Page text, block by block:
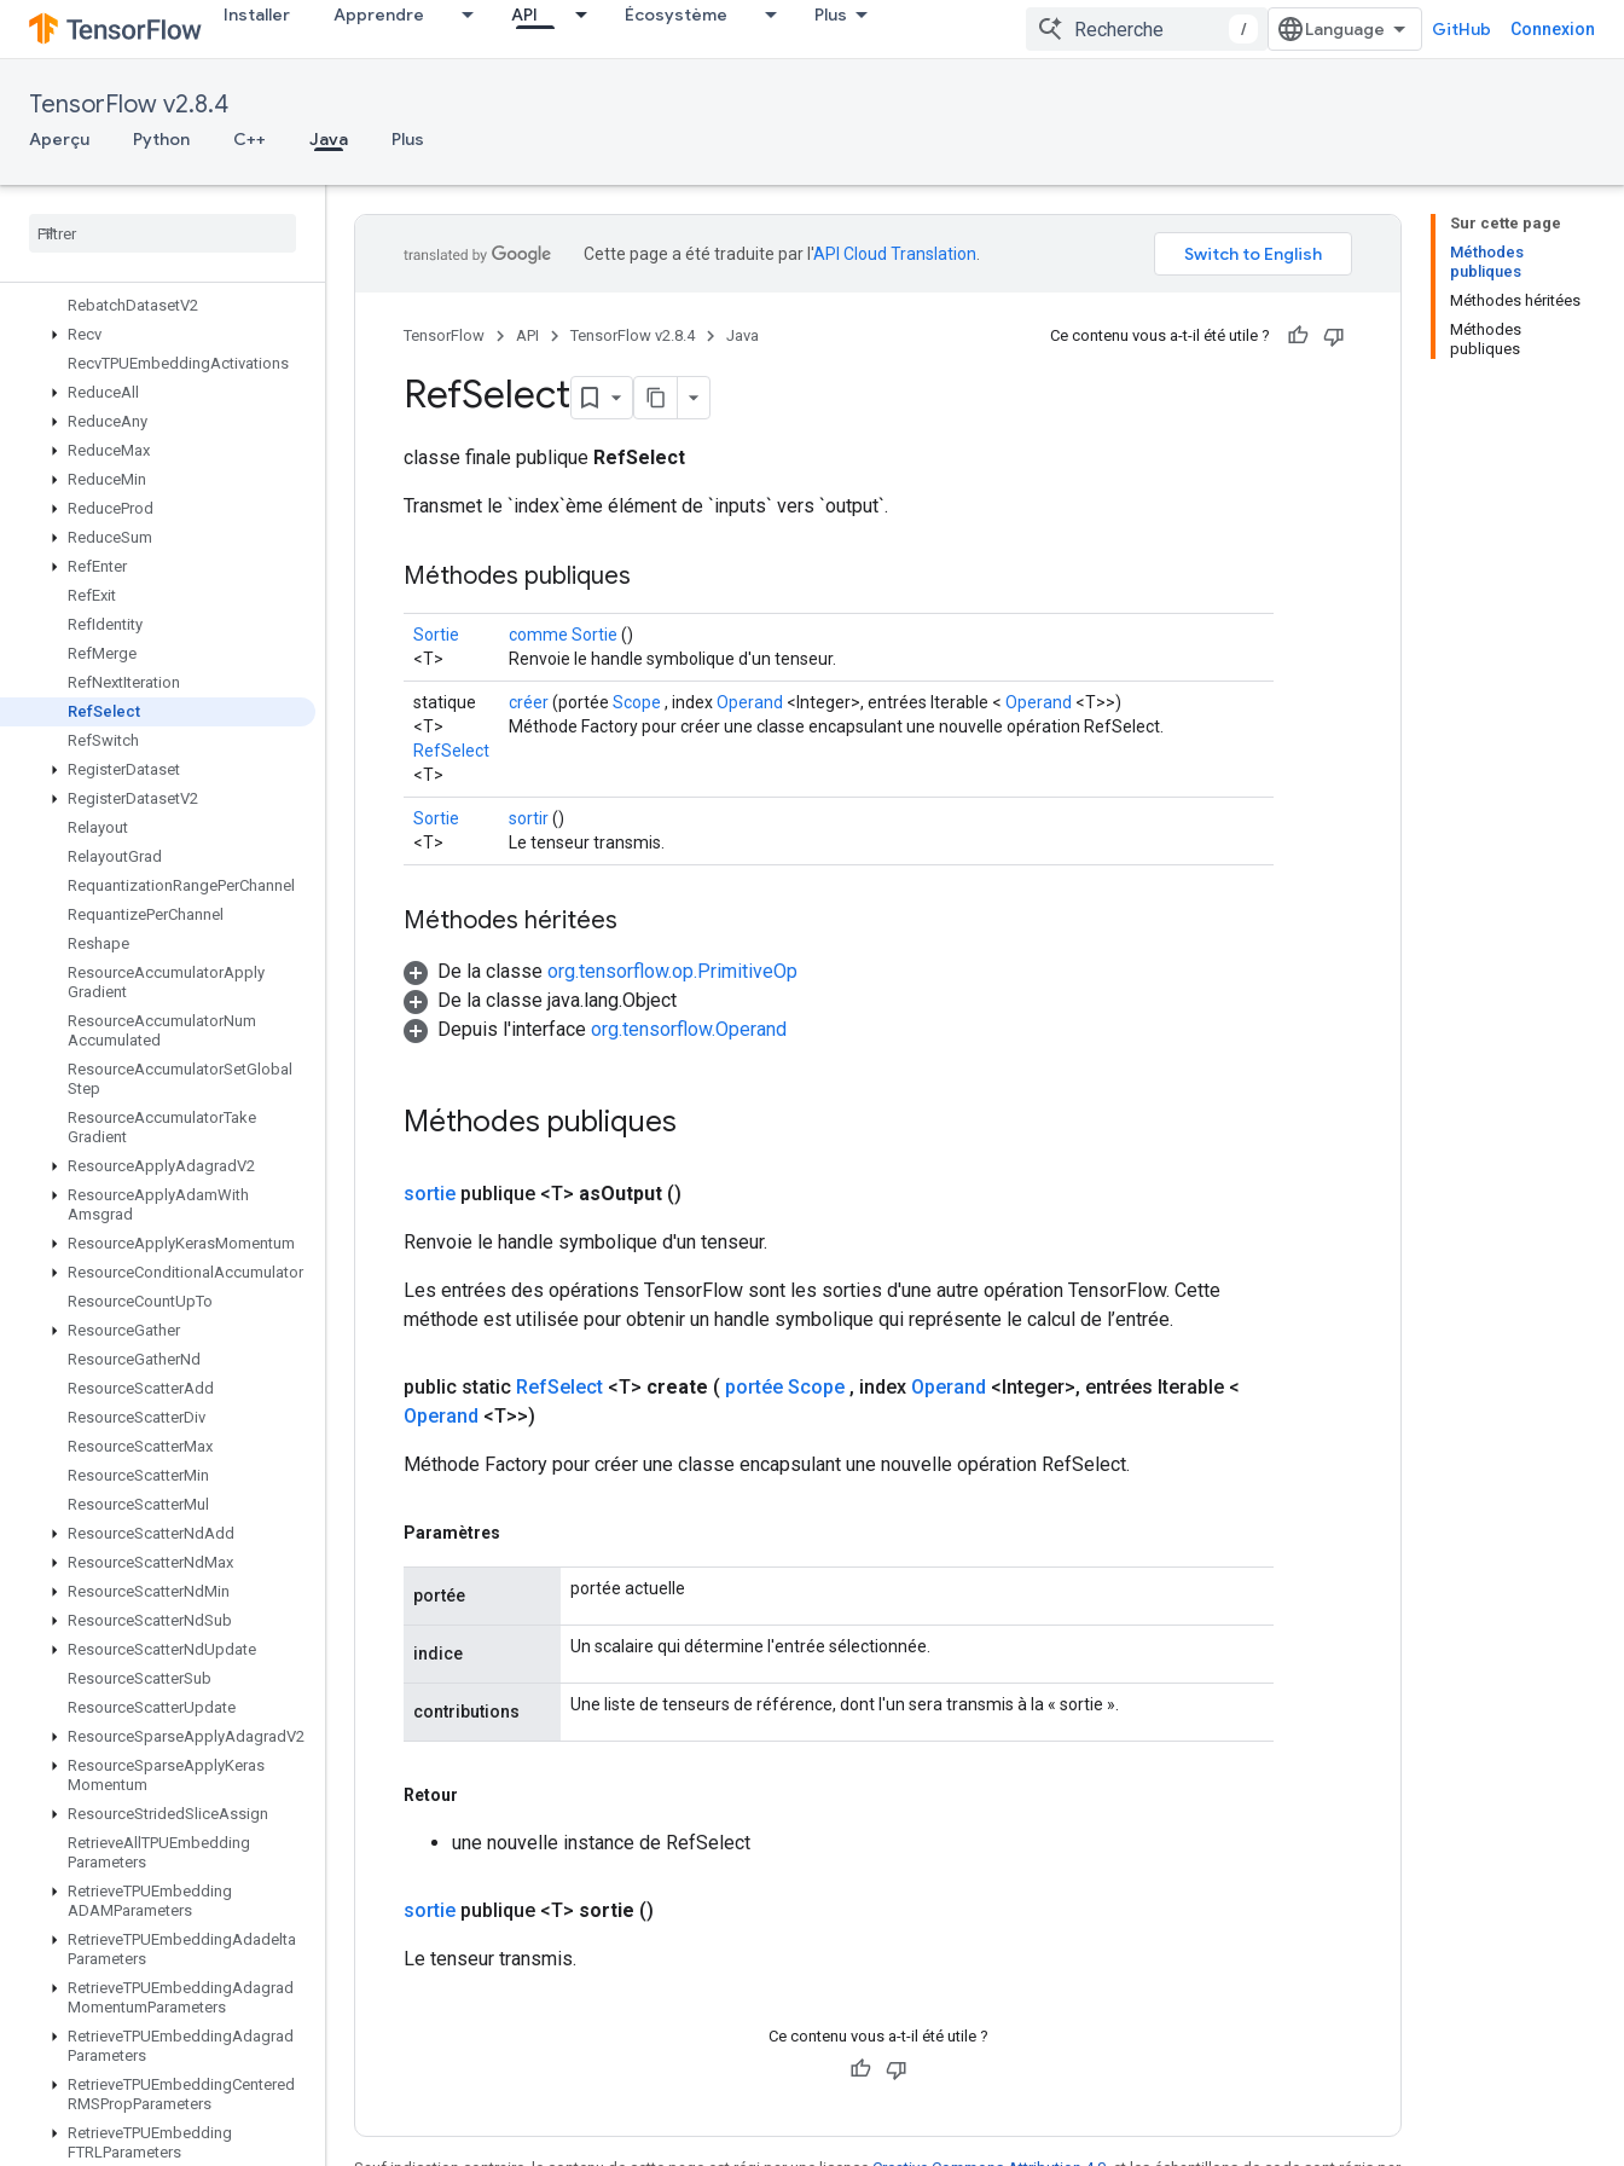
Installer Apprendre API Écosystème Plus
/ GitHub Connexion
TensorFlow v2.8.4
Aperçu Python C++ Java Plus
RaggedTensorToTensor
RaggedTensorToVariant
RandomDatasetV2
RandomIndexShuffle
Rank
RebatchDatasetV2
Recv
RecvTPUEmbeddingActivations
ReduceAll
ReduceAny
ReduceMax
ReduceMin
ReduceProd
ReduceSum
RefEnter
RefExit
RefIdentity
RefMerge
RefNextIteration
RefSelect
RefSwitch
RegisterDataset
RegisterDatasetV2
Relayout
RelayoutGrad
RequantizationRangePerChannel
RequantizePerChannel
Reshape
ResourceAccumulatorApply
Gradient
ResourceAccumulatorNum
Accumulated
ResourceAccumulatorSetGlobal
Step
ResourceAccumulatorTake
Gradient
ResourceApplyAdagradV2
ResourceApplyAdamWith
Amsgrad
ResourceApplyKerasMomentum
ResourceConditional Accumulator
ResourceCountUpTo
ResourceGather
ResourceGatherNd
ResourceScatterAdd
ResourceScatterDiv
ResourceScatterMax
ResourceScatterMin
ResourceScatterMul
ResourceScatterNdAdd
ResourceScatterNdMax
ResourceScatterNdMin
ResourceScatterNdSub
ResourceScatterNdUpdate
ResourceScatterSub
ResourceScatterUpdate
ResourceSparseApplyAdagradV2
ResourceSparseApplyKeras
Momentum
ResourceStridedSliceAssign
RetrieveAll TPUEmbedding
Parameters
RetrieveTPUEmbedding
ADAMParameters
RetrieveTPUEmbeddingAdadelta
Parameters
RetrieveTPUEmbeddingAdagrad
MomentumParameters
RetrieveTPUEmbeddingAdagrad
Parameters
RetrieveTPUEmbeddingCentered
RMSPropParameters
RetrieveTPUEmbedding
FTRLParameters
Sur cette page
Méthodes
publiques
Méthodes héritées
Méthodes
publiques
Cette page a été traduite par l'API Cloud Translation
TensorFlow API TensorFlow v2.8.4 Java Ce contenu vous a-t-il été utile ?
RefSelect
classe finale publique RefSelect
Transmet le `index`ème élément de `inputs` vers `output`.
Méthodes publiques
Sortie
<T>
comme Sortie ()
Renvoie le handle symbolique d'un tenseur.
statique
<T>
RefSelect
<T>
créer(portée Scope , indexOperand <Integer>, entrées Iterable < Operand <T>>)
Méthode Factory pour créer une classe encapsulant une nouvelle opération RefSelect.
Sortie
<T>
sortir()
Le tenseur transmis.
Méthodes héritées
De la classe org.tensorflow.op.PrimitiveOp
De la classe java.lang.Object
Depuis l'interface org.tensorflow.Operand
Méthodes publiques
sortie publique <T> asOutput ()
Renvoie le handle symbolique d'un tenseur.
Les entrées des opérations TensorFlow sont les sorties d'une autre opération TensorFlow. Cette
méthode est utilisée pour obtenir un handle symbolique qui représente le calcul de l’entrée.
public static RefSelect <T> create ( portée Scope , index Operand <Integer>, entrées Iterable <
Operand <T>>)
Méthode Factory pour créer une classe encapsulant une nouvelle opération RefSelect.
Paramètres
portée portée actuelle
indice Un scalaire qui détermine l'entrée sélectionnée.
contributions Une liste de tenseurs de référence, dont l'un sera transmis à la « sortie ».
Retour
une nouvelle instance de RefSelect
sortie publique <T> sortie ()
Le tenseur transmis.
Ce contenu vous a-t-il été utile ?